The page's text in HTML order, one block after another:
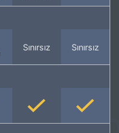
Sınırsız Sınırsız